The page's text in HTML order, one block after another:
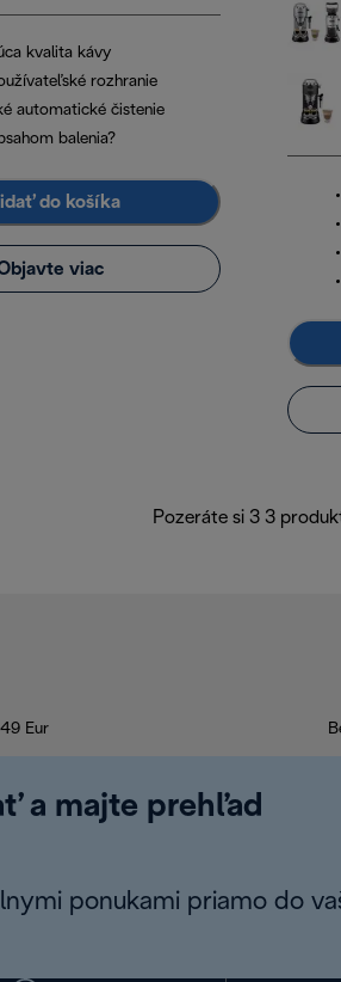
kvalita kávy
rozhranie
automatické čistenie
balenia?
do košíka
viac
Pozeráte si 3 3
Eur
a majte prehľad
ponukami priamo do